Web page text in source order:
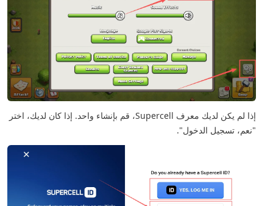
إذا لم يكن لديك معرف Supercell، قم بإنشاء واحد. إذا كان لديك، اختر
"نعم، تسجيل الدخول".